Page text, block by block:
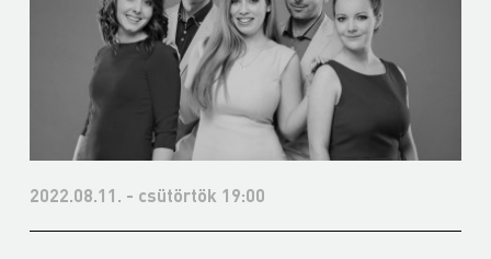
2022.08.11. - csütörtök 19:00